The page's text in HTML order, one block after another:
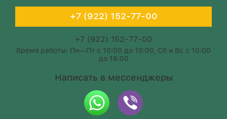
+7 (922) 152-77-00
+7 (922) 152-77-00
Время работы: Пн—Пт с 10:00 до 19:00, Сб и Вс с 10:00
до 16:00
Написать в мессенджеры